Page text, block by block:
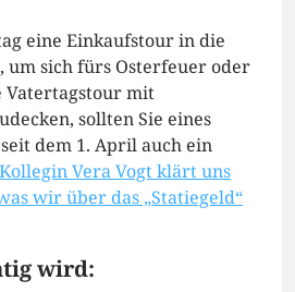
eine Einkaufstour in die
um sich fürs Osterfeuer oder
Vatertagstour mit
sollten Sie eines
dem 1. April auch ein
Vera Vogt klärt uns
wir über das „Statiegeld“
wird: